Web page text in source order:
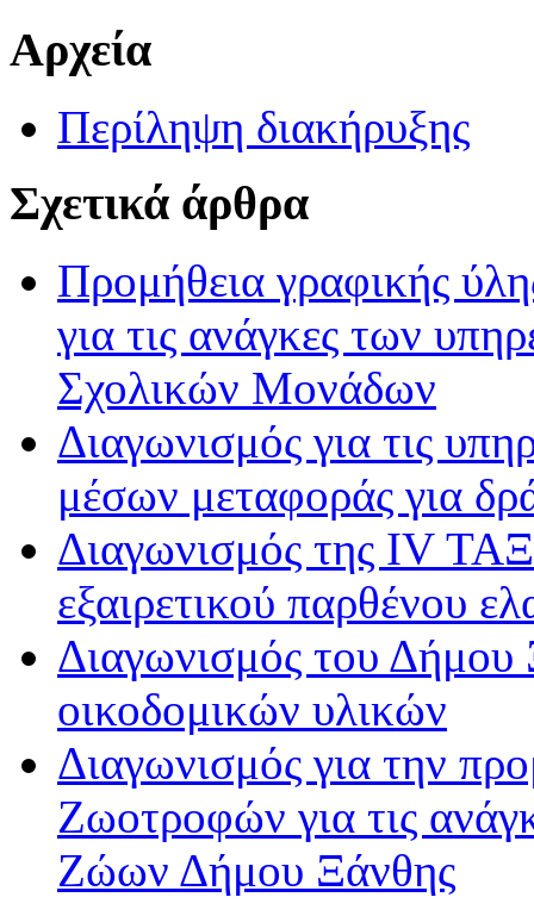
Αρχεία
Περίληψη διακήρυξης
Σχετικά άρθρα
Προμήθεια γραφικής
για τις ανάγκες των
Σχολικών Μονάδων
Διαγωνισμός για τις
μέσων μεταφοράς για
Διαγωνισμός της IV
εξαιρετικού παρθένου
Διαγωνισμός του Δήμου
οικοδομικών υλικών
Διαγωνισμός για την
Ζωοτροφών για τις
Ζώων Δήμου Ξάνθης